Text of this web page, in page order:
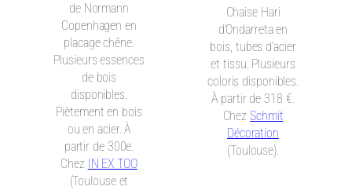
de Normann
Copenhagen en
placage chêne.
Plusieurs essences
de bois
disponibles.
Piètement en bois
ou en acier. À
partir de 300e.
Chez IN EX TOO
(Toulouse et
Chaise Hari
d’Ondarreta en
bois, tubes d’acier
et tissu. Plusieurs
coloris disponibles.
À partir de 318 €.
ChezSchmit
Décoration
(Toulouse).